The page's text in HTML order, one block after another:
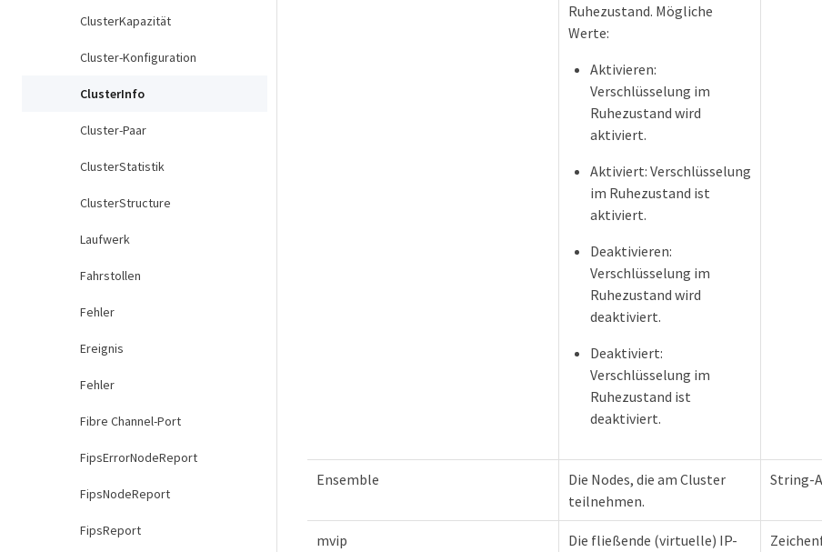
ClusterKapazität
Cluster-Konfiguration
ClusterInfo
Cluster-Paar
ClusterStatistik
ClusterStructure
Laufwerk
Fahrstollen
Fehler
Ereignis
Fehler
Fibre Channel-Port
FipsErrorNodeReport
FipsNodeReport
FipsReport
Ruhezustand. Mögliche
Werte:
Aktivieren:
Verschlüsselung im
Ruhezustand wird
aktiviert.
Aktiviert: Verschlüsselung
im Ruhezustand ist
aktiviert.
Deaktivieren:
Verschlüsselung im
Ruhezustand wird
deaktiviert.
Deaktiviert:
Verschlüsselung im
Ruhezustand ist
deaktiviert.
Ensemble
Die Nodes, die am Cluster
teilnehmen.
String-
mvip
Die fließende (virtuelle) IP-